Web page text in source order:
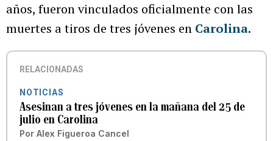
años, fueron vinculados oficialmente con las
muertes a tiros de tres jóvenes en Carolina.
RELACIONADAS
NOTICIAS
Asesinan a tres jóvenes en la mañana del 25 de
julio en Carolina
Por Alex Figueroa Cancel